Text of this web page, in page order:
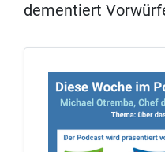
dementiert